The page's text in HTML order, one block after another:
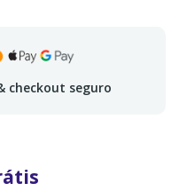
checkout seguro